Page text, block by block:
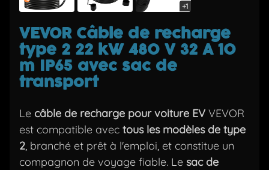
+1
VEVOR Câble de recharge
type 2 22 kW 480 V 32 A 10
m IP65 avec sac de
transport
Le câble de recharge pour voiture EV VEVOR
est compatible avec tous les modèles de type
2, branché et prêt à l'emploi, et constitue un
compagnon de voyage fiable. Le sac de